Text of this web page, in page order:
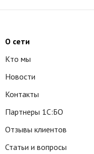
О сети
Кто мы
Новости
Контакты
Партнеры 1С:БО
Отзывы клиентов
Статьи и вопросы